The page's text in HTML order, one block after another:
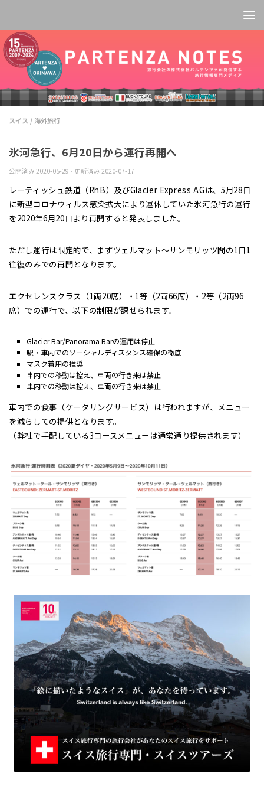
スイス /海外旅行
氷河急行、6月20日から運行再開へ
公開済み 2020-05-29 · 更新済み 2020-07-17
レーティッシュ鉄道（RhB）及びGlacier Express AGは、5月28日
に新型コロナウィルス感染拡大により運休していた氷河急行の運行
を2020年6月20日より再開すると発表しました。
ただし運行は限定的で、まずツェルマット〜サンモリッツ間の1日1
往復のみでの再開となります。
エクセレンスクラス（1両20席）・1等（2両66席）・2等（2両96
席）での運行で、以下の制限が課せられます。
Glacier Bar/Panorama Barの運用は停止
駅・車内でのソーシャルディスタンス確保の徹底
マスク着用の推奨
車内での移動は控え、車両の行き来は禁止
車内での移動は控え、車両の行き来は禁止
車内での食事（ケータリングサービス）は行われますが、メニュー
を減らしての提供となります。
（弊社で手配している3コースメニューは通常通り提供されます）